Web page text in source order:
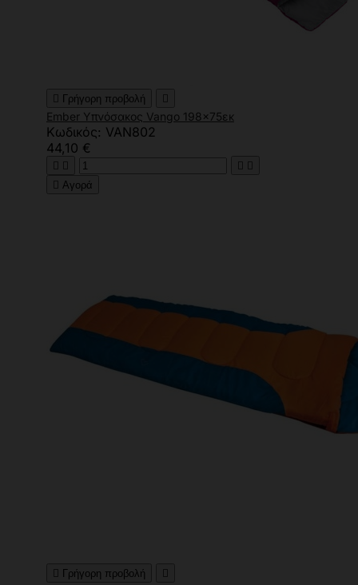
 Γρήγορη προβολή 
Ember Υπνόσακος Vango 198x75εκ
Κωδικός: VAN802
44,10 €
   
 Αγορά
 Γρήγορη προβολή 